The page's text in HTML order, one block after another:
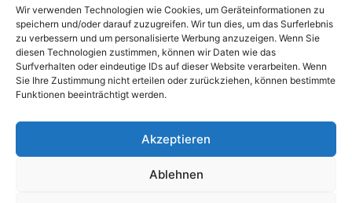
Wir verwenden Technologien wie Cookies, um Geräteinformationen zu
speichern und/oder darauf zuzugreifen. Wir tun dies, um das Surferlebnis
zu verbessern und um personalisierte Werbung anzuzeigen. Wenn Sie
diesen Technologien zustimmen, können wir Daten wie das
Surfverhalten oder eindeutige IDs auf dieser Website verarbeiten. Wenn
Sie Ihre Zustimmung nicht erteilen oder zurückziehen, können bestimmte
Funktionen beeinträchtigt werden.
Akzeptieren
Ablehnen
PDF zum Ausdrucken für Fotos, 23. SSW:23-SSW.pdf